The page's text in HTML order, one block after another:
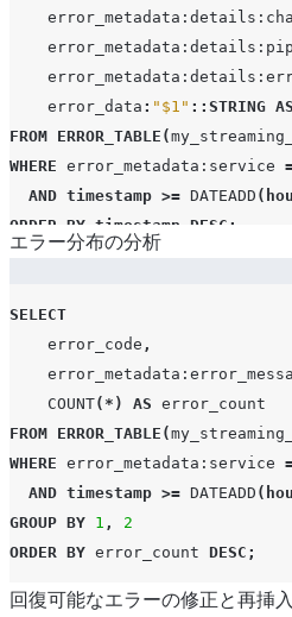
error_metadata
error_metadata
error_metadata
error_data : "$1" ::STRING AS
FROM ERROR_TABLE (
WHERE error_metadata :service
AND timestamp >= DATEADD (
ORDER BY timestamp DESC ;
エラー分布の分析
SELECT
error_code ,
error_metadata
COUNT(*) AS error_count
FROM ERROR_TABLE (
WHERE error_metadata :service
AND timestamp >= DATEADD (
GROUP BY 1 ,
2
ORDER BY error_count DESC ;
回復可能なエラーの修正と再挿入